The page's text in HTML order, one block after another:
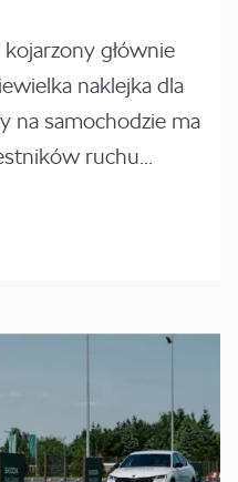
głównie
naklejka dla
na samochodzie ma
ruchu...